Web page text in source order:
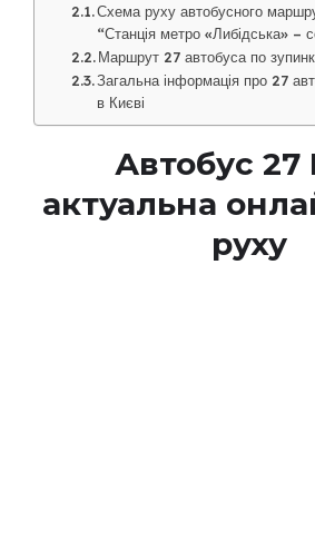
Схема руху автобусного
“Станція метро «Либідська» –
Маршрут 27 автобуса по
Загальна інформація про 27
в Києві
Автобус 27
актуальна
руху